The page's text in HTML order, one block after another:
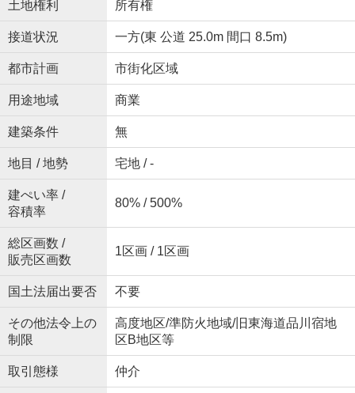
土地権利 所有権
接道状況 一方(東 公道 25.0m 間口 8.5m)
都市計画 市街化区域
用途地域 商業
建築条件 無
地目 / 地勢 宅地 / -
建ぺい率 /
容積率
80% / 500%
総区画数 /
販売区画数
1区画 / 1区画
国土法届出要否 不要
その他法令上の
制限
高度地区/準防火地域/旧東海道品川宿地
区B地区等
取引態様 仲介